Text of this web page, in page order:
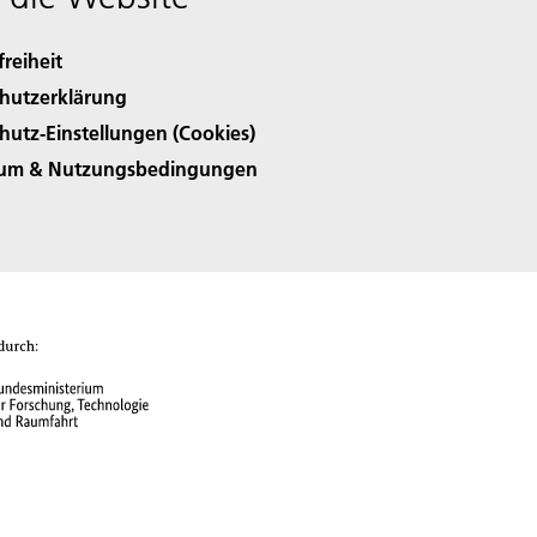
Einstellungen (Cookies)
& Nutzungsbedingungen